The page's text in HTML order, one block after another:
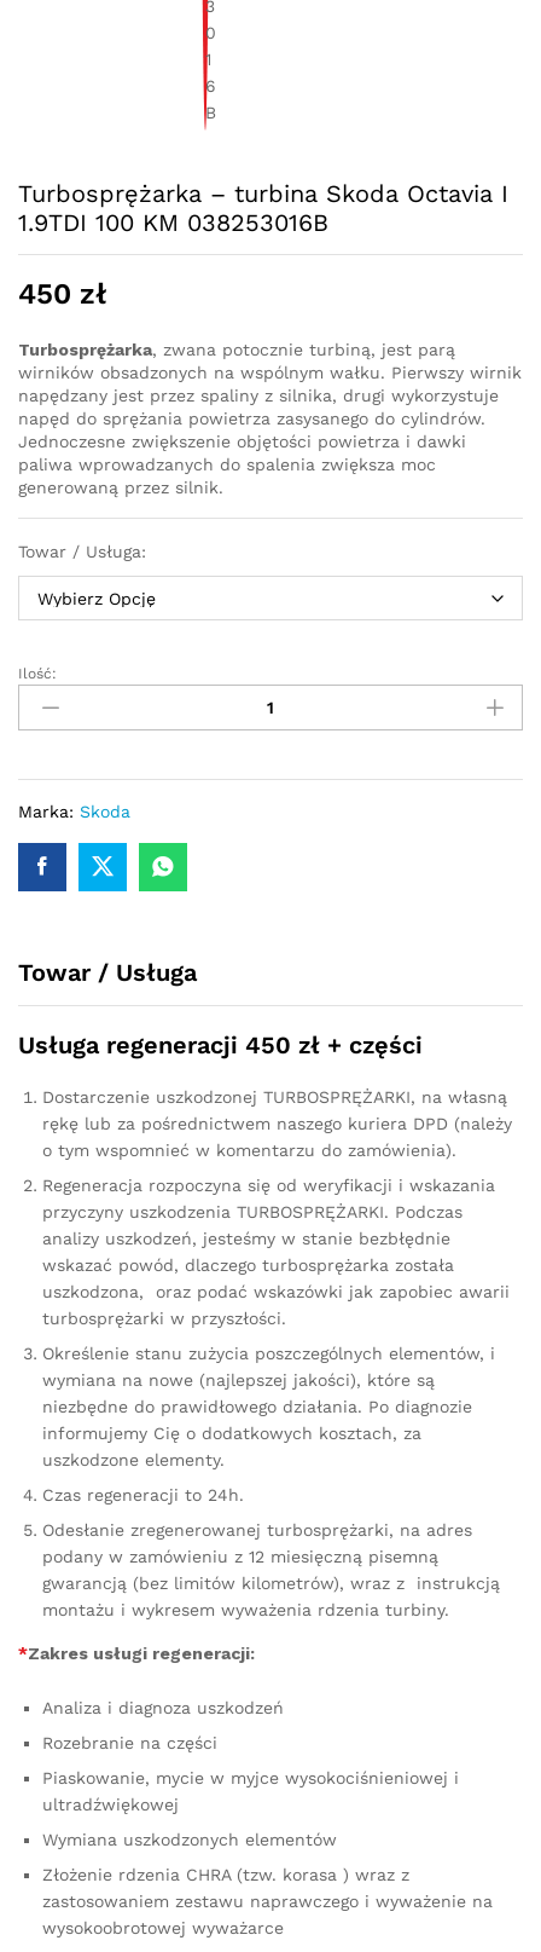
Turbosprężarka – turbina Skoda Octavia I
1.9TDI 100 KM 038253016B
450 zł
Turbosprężarka, zwana potocznie turbiną, jest parą
wirników obsadzonych na wspólnym wałku. Pierwszy wirnik
napędzany jest przez spaliny z silnika, drugi wykorzystuje
napęd do sprężania powietrza zasysanego do cylindrów.
Jednoczesne zwiększenie objętości powietrza i dawki
paliwa wprowadzanych do spalenia zwiększa moc
generowaną przez silnik.
Towar / Usługa:
Turbosprężarka
turbina
Octavia
I
100
KM
Ilość:
Marka: Skoda
Towar / Usługa
Usługa regeneracji 450 zł + części
Dostarczenie uszkodzonej TURBOSPRĘŻARKI, na własną
rękę lub za pośrednictwem naszego kuriera DPD (należy
o tym wspomnieć w komentarzu do zamówienia).
Regeneracja rozpoczyna się od weryfikacji i wskazania
przyczyny uszkodzenia TURBOSPRĘŻARKI. Podczas
analizy uszkodzeń, jesteśmy w stanie bezbłędnie
wskazać powód, dlaczego turbosprężarka została
uszkodzona, oraz podać wskazówki jak zapobiec awarii
turbosprężarki w przyszłości.
Określenie stanu zużycia poszczególnych elementów, i
wymiana na nowe (najlepszej jakości), które są
niezbędne do prawidłowego działania. Po diagnozie
informujemy Cię o dodatkowych kosztach, za
uszkodzone elementy.
Czas regeneracji to 24h.
Odesłanie zregenerowanej turbosprężarki, na adres
podany w zamówieniu z 12 miesięczną pisemną
gwarancją (bez limitów kilometrów), wraz z instrukcją
montażu i wykresem wyważenia rdzenia turbiny.
*Zakres usługi regeneracji:
Analiza i diagnoza uszkodzeń
Rozebranie na części
Piaskowanie, mycie w myjce wysokociśnieniowej i
ultradźwiękowej
Wymiana uszkodzonych elementów
Złożenie rdzenia CHRA (tzw. korasa ) wraz z
zastosowaniem zestawu naprawczego i wyważenie na
wysokoobrotowej wyważarce